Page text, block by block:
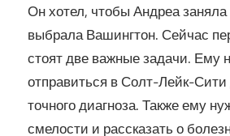
Он хотел, чтобы Андреа заняла
выбрала Вашингтон. Сейчас
стоят две важные задачи. Ему
отправиться в Солт-Лейк-Сити
точного диагноза. Также ему
смелости и рассказать о